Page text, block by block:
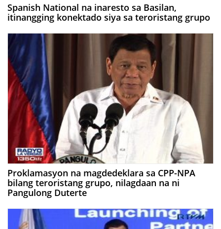
Spanish National na inaresto sa Basilan,
itinangging konektado siya sa teroristang grupo
Proklamasyon na magdedeklara sa CPP-NPA
bilang teroristang grupo, nilagdaan na ni
Pangulong Duterte